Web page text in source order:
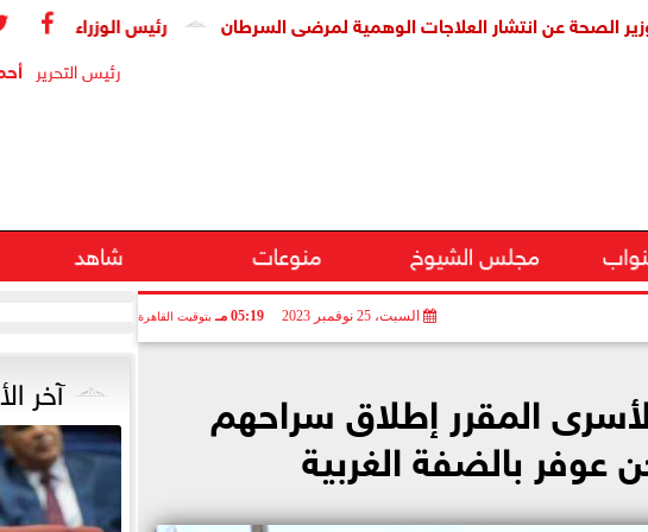
رئيس الوزراء يتابع جهود عن انتشار العلاجات الوهمية لمرضى السرطان
رئيس التحرير
مجلس الشيوخ منوعات شاهد
السبت، 25 نوفمبر 2023 05:19 مـ بتوقيت القاهرة
المقرر إطلاق سراحهم
بالضفة الغربية
آخر